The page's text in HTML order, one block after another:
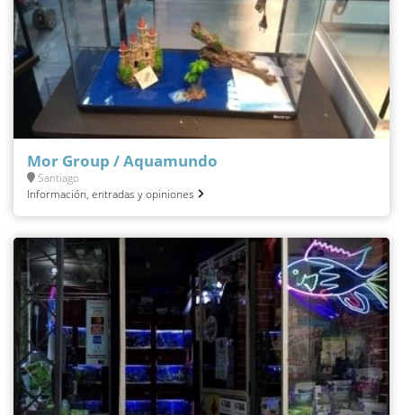
Mor Group / Aquamundo
Santiago
Información, entradas y opiniones